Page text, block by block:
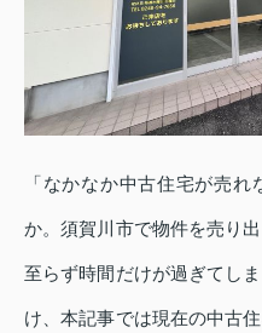
「なかなか中古住宅が売
か。須賀川市で物件を売り
至らず時間だけが過ぎてし
け、本記事では現在の中古